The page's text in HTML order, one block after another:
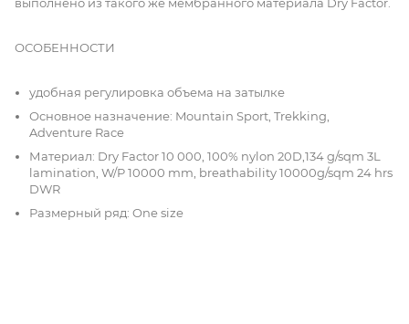
ОСОБЕННОСТИ
удобная регулировка объема на затылке
Основное назначение: Mountain Sport, Trekking,
Adventure Race
Материал: Dry Factor 10 000, 100% nylon 20D,134 g/sqm 3L
lamination, W/P 10000 mm, breathability 10000g/sqm 24 hrs
DWR
Размерный ряд: One size